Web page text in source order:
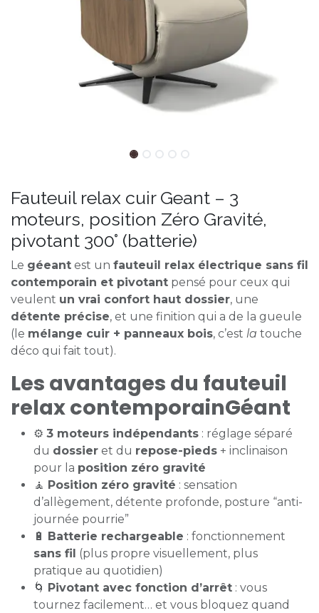
Fauteuil relax cuir Geant – 3
moteurs, position Zéro Gravité,
pivotant 300° (batterie)
Le géeant est un fauteuil relax électrique sans fil
contemporain et pivotant pensé pour ceux qui
veulent un vrai confort haut dossier, une
détente précise, et une finition qui a de la gueule
(le mélange cuir + panneaux bois, c’est la touche
déco qui fait tout).
Les avantages du fauteuil
relax contemporainGéant
⚙️ 3 moteurs indépendants : réglage séparé
du dossier et du repose-pieds + inclinaison
pour la position zéro gravité
🧘 Position zéro gravité : sensation
d’allègement, détente profonde, posture “anti-
journée pourrie”
🔋
Batterie rechargeable : fonctionnement
sans fil (plus propre visuellement, plus
pratique au quotidien)
🌀 Pivotant avec fonction d’arrêt : vous
tournez facilement… et vous bloquez quand